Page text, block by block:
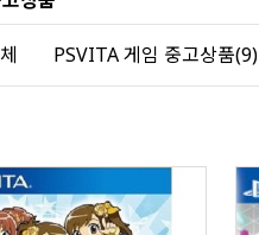
PSVITA 게임 중고상품(9)